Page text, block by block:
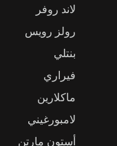
لاند روفر
رولز رويس
بنتلي
فيراري
ماكلارين
لامبورغيني
أستون مارتن